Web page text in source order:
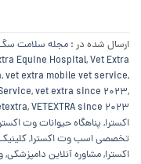
ارسال شده در : مجله سلامت
Equine Hospital,Vet Extra
,vet extra mobile vet service,
,vet extra since 2023,
,VETEXTRA since 2023
اکسترا,پناهگاه حیوانات وت
تخصصی اسب وت اکسترا,
اکسترا,مشاوره آنلاین دامپزشکی,